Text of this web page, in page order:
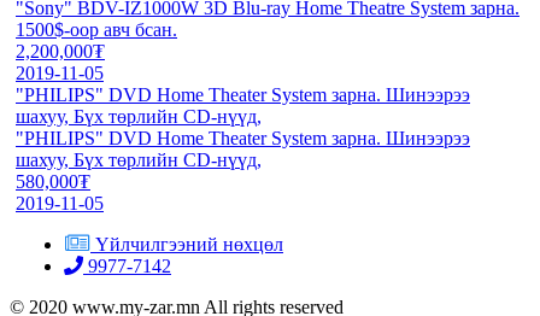
"Sony" BDV-IZ1000W 3D Blu-ray Home Theatre System зарна.
1500$-оор авч бсан.
2,200,000₮
2019-11-05
"PHILIPS" DVD Home Theater System зарна. Шинээрээ
шахуу, Бүх төрлийн CD-нүүд,
"PHILIPS" DVD Home Theater System зарна. Шинээрээ
шахуу, Бүх төрлийн CD-нүүд,
580,000₮
2019-11-05
Үйлчилгээний нөхцөл
9977-7142
© 2020 www.my-zar.mn All rights reserved